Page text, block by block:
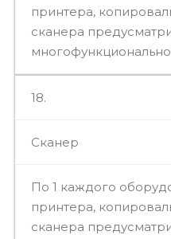
принтера,
сканера
18.
Сканер
По 1 каждого
принтера,
сканера